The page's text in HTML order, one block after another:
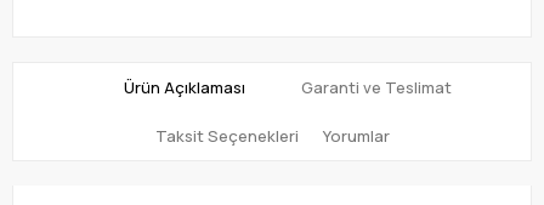
Ürün Açıklaması Garanti ve Teslimat
Taksit Seçenekleri Yorumlar